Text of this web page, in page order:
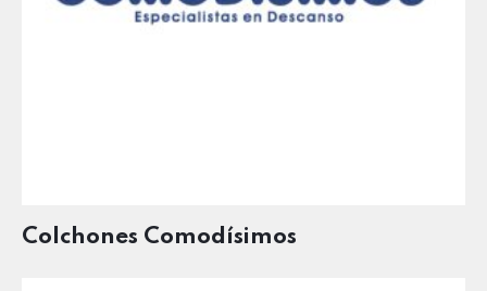
Colchones Comodísimos